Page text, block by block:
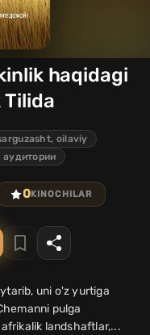
haqidagi
oilaviy
аудитории
0KINOCHILAR
uni o'z yurtiga
pulga
landshaftlar,...